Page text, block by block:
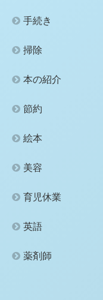
手続き
掃除
本の紹介
節約
絵本
美容
育児休業
英語
薬剤師